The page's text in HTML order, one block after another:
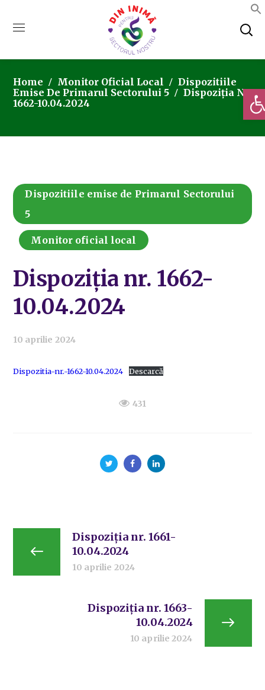
Home Monitor Oficial Local
Dispozitiile
Emise De Primarul Sectorului 5
Dispoziția Nr.
1662-10.04.2024
Dispozitiile emise de Primarul Sectorului
5
Monitor oficial local
Dispoziția nr. 1662-
10.04.2024
10 aprilie 2024
Dispozitia-nr.-1662-10.04.2024 Descarcă
431
Dispoziția nr. 1661-
10.04.2024
10 aprilie 2024
Dispoziția nr. 1663-
10.04.2024
10 aprilie 2024